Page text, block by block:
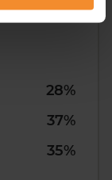
28%
37%
35%